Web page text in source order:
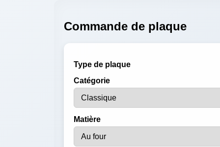
Commande de plaque
Type de plaque
Catégorie
Matière